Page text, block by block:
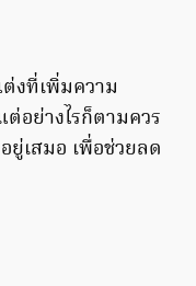
งที่เพิ่มความ
อย่างไรก็ตามควร
เสมอ เพื่อช่วยลด